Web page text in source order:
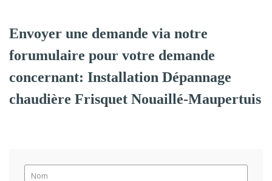
Envoyer une demande via notre
forumulaire pour votre demande
concernant: Installation Dépannage
chaudière Frisquet Nouaillé-Maupertuis